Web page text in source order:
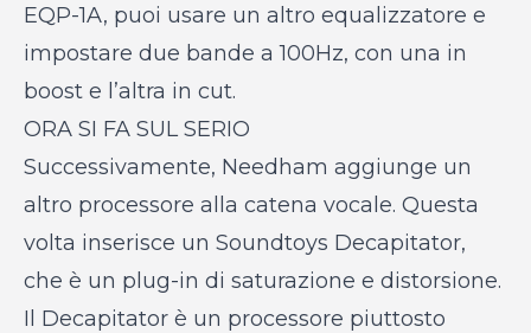
EQP-1A, puoi usare un altro equalizzatore e
impostare due bande a 100Hz, con una in
boost e l’altra in cut.
ORA SI FA SUL SERIO
Successivamente, Needham aggiunge un
altro processore alla catena vocale. Questa
volta inserisce un Soundtoys Decapitator,
che è un plug-in di saturazione e distorsione.
Il Decapitator è un processore piuttosto